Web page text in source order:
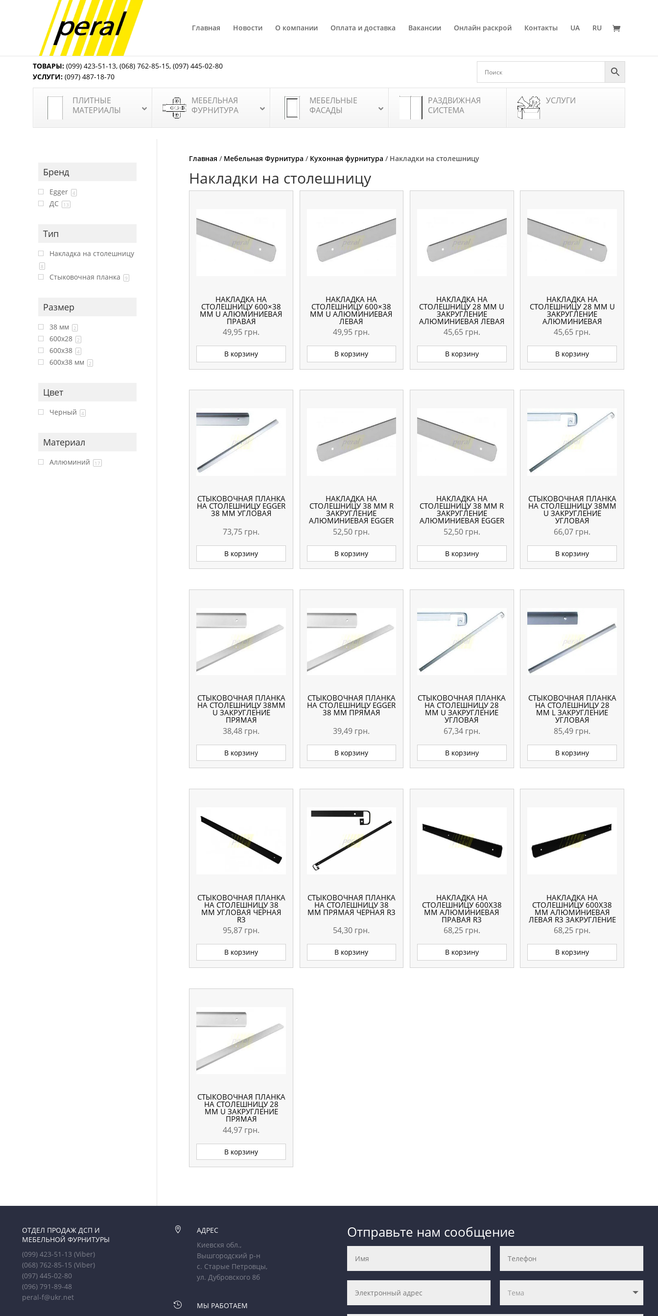
Главная Новости О компании Оплата и доставка Вакансии Онлайн раскрой Контакты UA RU
ТОВАРЫ: (099) 423-51-13,(068) 762-85-15,(097) 445-02-80
УСЛУГИ: (097) 487-18-70
ПЛИТНЫЕ
МАТЕРИАЛЫ
МЕБЕЛЬНАЯ
ФУРНИТУРА
МЕБЕЛЬНЫЕ
ФАСАДЫ
РАЗДВИЖНАЯ
СИСТЕМА
УСЛУГИ
Главная / Мебельная Фурнитура / Кухонная фурнитура / Накладки на столешницу
Накладки на столешницу
НАКЛАДКА НА
СТОЛЕШНИЦУ 600×38
ММ U АЛЮМИНИЕВАЯ
ПРАВАЯ
49,95 грн.
В корзину
НАКЛАДКА НА
СТОЛЕШНИЦУ 600×38
ММ U АЛЮМИНИЕВАЯ
ЛЕВАЯ
49,95 грн.
В корзину
НАКЛАДКА НА
СТОЛЕШНИЦУ 28 ММ U
ЗАКРУГЛЕНИЕ
АЛЮМИНИЕВАЯ ЛЕВАЯ
45,65 грн.
В корзину
НАКЛАДКА НА
СТОЛЕШНИЦУ 28 ММ U
ЗАКРУГЛЕНИЕ
АЛЮМИНИЕВАЯ
ПРАВАЯ
45,65 грн.
В корзину
СТЫКОВОЧНАЯ ПЛАНКА
НА СТОЛЕШНИЦУ EGGER
38 ММ УГЛОВАЯ
73,75 грн.
В корзину
НАКЛАДКА НА
СТОЛЕШНИЦУ 38 ММ R
ЗАКРУГЛЕНИЕ
АЛЮМИНИЕВАЯ EGGER
ЛЕВАЯ
52,50 грн.
В корзину
НАКЛАДКА НА
СТОЛЕШНИЦУ 38 ММ R
ЗАКРУГЛЕНИЕ
АЛЮМИНИЕВАЯ EGGER
ПРАВАЯ
52,50 грн.
В корзину
СТЫКОВОЧНАЯ ПЛАНКА
НА СТОЛЕШНИЦУ 38ММ
U ЗАКРУГЛЕНИЕ
УГЛОВАЯ
66,07 грн.
В корзину
СТЫКОВОЧНАЯ ПЛАНКА
НА СТОЛЕШНИЦУ 38ММ
U ЗАКРУГЛЕНИЕ
ПРЯМАЯ
38,48 грн.
В корзину
СТЫКОВОЧНАЯ ПЛАНКА
НА СТОЛЕШНИЦУ EGGER
38 ММ ПРЯМАЯ
39,49 грн.
В корзину
СТЫКОВОЧНАЯ ПЛАНКА
НА СТОЛЕШНИЦУ 28
ММ U ЗАКРУГЛЕНИЕ
УГЛОВАЯ
67,34 грн.
В корзину
СТЫКОВОЧНАЯ ПЛАНКА
НА СТОЛЕШНИЦУ 28
ММ L ЗАКРУГЛЕНИЕ
УГЛОВАЯ
85,49 грн.
В корзину
СТЫКОВОЧНАЯ ПЛАНКА
НА СТОЛЕШНИЦУ 38
ММ УГЛОВАЯ ЧЕРНАЯ
R3
95,87 грн.
В корзину
СТЫКОВОЧНАЯ ПЛАНКА
НА СТОЛЕШНИЦУ 38
ММ ПРЯМАЯ ЧЕРНАЯ R3
54,30 грн.
В корзину
НАКЛАДКА НА
СТОЛЕШНИЦУ 600Х38
ММ АЛЮМИНИЕВАЯ
ПРАВАЯ R3
ЗАКРУГЛЕНИЕ ЧЕРНАЯ
68,25 грн.
В корзину
НАКЛАДКА НА
СТОЛЕШНИЦУ 600Х38
ММ АЛЮМИНИЕВАЯ
ЛЕВАЯ R3 ЗАКРУГЛЕНИЕ
ЧЕРНАЯ
68,25 грн.
В корзину
СТЫКОВОЧНАЯ ПЛАНКА
НА СТОЛЕШНИЦУ 28
ММ U ЗАКРУГЛЕНИЕ
ПРЯМАЯ
44,97 грн.
В корзину
Бренд
Egger 4
ДС 13
Тип
Накладка на столешницу
8
Стыковочная планка 9
Размер
38 мм 2
600x28 2
600x38 4
600х38 мм 2
Цвет
Черный 4
Материал
Аллюминий 17
ОТДЕЛ ПРОДАЖ ДСП И
МЕБЕЛЬНОЙ ФУРНИТУРЫ
(099) 423-51-13(Viber)
(068) 762-85-15(Viber)
(097) 445-02-80
(096) 791-89-48
peral-f@ukr.net

АДРЕС
Киевскя обл.,
Вышгородский р-н
с. Старые Петровцы,
ул. Дубровского 8б

МЫ РАБОТАЕМ
Отправьте нам сообщение